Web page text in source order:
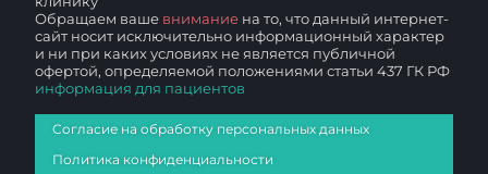
Обращаем ваше внимание на то, что данный интернет-
сайт носит исключительно информационный характер
и ни при каких условиях не является публичной
офертой, определяемой положениями статьи 437 ГК РФ
информация для пациентов
Согласие на обработку персональных данных
Политика конфиденциальности